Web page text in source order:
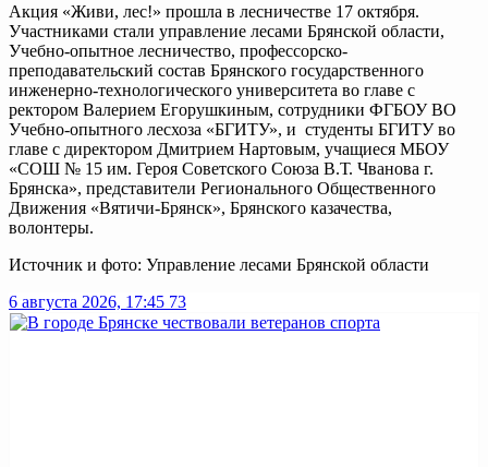
Акция «Живи, лес!» прошла в лесничестве 17 октября.
Участниками стали управление лесами Брянской области,
Учебно-опытное лесничество, профессорско-
преподавательский состав Брянского государственного
инженерно-технологического университета во главе с
ректором Валерием Егорушкиным, сотрудники ФГБОУ ВО
Учебно-опытного лесхоза «БГИТУ», и студенты БГИТУ во
главе с директором Дмитрием Нартовым, учащиеся МБОУ
«СОШ № 15 им. Героя Советского Союза В.Т. Чванова г.
Брянска», представители Регионального Общественного
Движения «Вятичи-Брянск», Брянского казачества,
волонтеры.
Источник и фото: Управление лесами Брянской области
6 августа 2026, 17:45 73